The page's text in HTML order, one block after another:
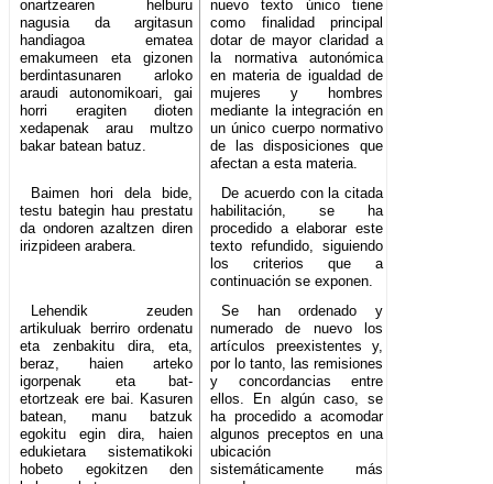
onartzearen helburu
nagusia da argitasun
handiagoa ematea
emakumeen eta gizonen
berdintasunaren arloko
araudi autonomikoari, gai
horri eragiten dioten
xedapenak arau multzo
bakar batean batuz.
nuevo texto único tiene
como finalidad principal
dotar de mayor claridad a
la normativa autonómica
en materia de igualdad de
mujeres y hombres
mediante la integración en
un único cuerpo normativo
de las disposiciones que
afectan a esta materia.
Baimen hori dela bide,
testu bategin hau prestatu
da ondoren azaltzen diren
irizpideen arabera.
De acuerdo con la citada
habilitación, se ha
procedido a elaborar este
texto refundido, siguiendo
los criterios que a
continuación se exponen.
Lehendik zeuden
artikuluak berriro ordenatu
eta zenbakitu dira, eta,
beraz, haien arteko
igorpenak eta bat-
etortzeak ere bai. Kasuren
batean, manu batzuk
egokitu egin dira, haien
edukietara sistematikoki
hobeto egokitzen den
Se han ordenado y
numerado de nuevo los
artículos preexistentes y,
por lo tanto, las remisiones
y concordancias entre
ellos. En algún caso, se
ha procedido a acomodar
algunos preceptos en una
ubicación
sistemáticamente más